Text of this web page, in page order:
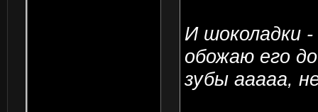
И шоколадки
обожаю его
зубы ааааа,